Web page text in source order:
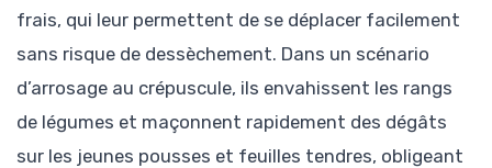
frais, qui leur permettent de se déplacer facilement
sans risque de dessèchement. Dans un scénario
d’arrosage au crépuscule, ils envahissent les rangs
de légumes et maçonnent rapidement des dégâts
sur les jeunes pousses et feuilles tendres, obligeant